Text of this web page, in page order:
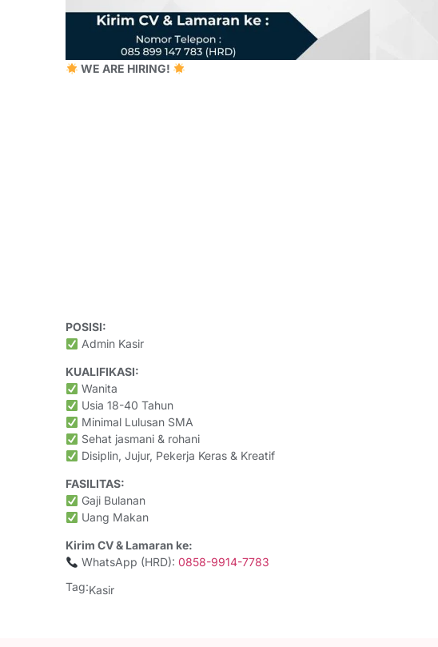
WE ARE HIRING!
POSISI:
Admin Kasir
KUALIFIKASI:
Wanita
Usia 18-40 Tahun
Minimal Lulusan SMA
Sehat jasmani & rohani
Disiplin, Jujur, Pekerja Keras & Kreatif
FASILITAS:
Gaji Bulanan
Uang Makan
Kirim CV & Lamaran ke:
WhatsApp (HRD): 0858-9914-7783
Tag:Kasir